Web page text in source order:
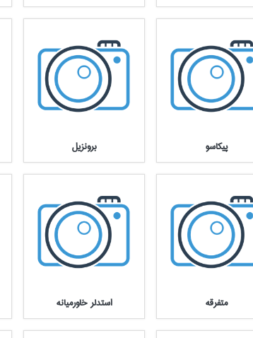
پيكاسو برونزيل
متفرقه استدلر خاورميانه